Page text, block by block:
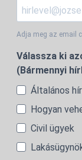
Adja meg az email
Válassza ki
(Bármennyi
Általános
Hogyan
Civil ügyek